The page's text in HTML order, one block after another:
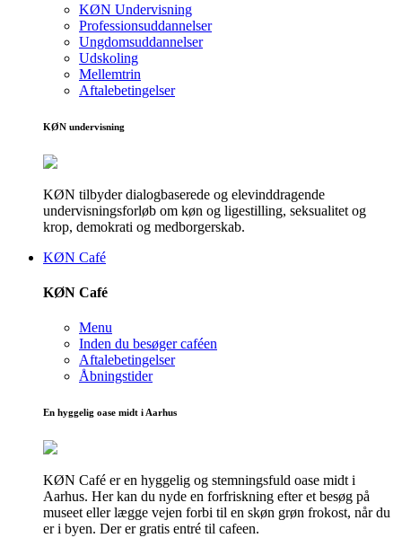
KØN Undervisning
Professionsuddannelser
Ungdomsuddannelser
Udskoling
Mellemtrin
Aftalebetingelser
KØN undervisning
KØN tilbyder dialogbaserede og elevinddragende
undervisningsforløb om køn og ligestilling, seksualitet og
krop, demokrati og medborgerskab.
KØN Café
KØN Café
Menu
Inden du besøger caféen
Aftalebetingelser
Åbningstider
En hyggelig oase midt i Aarhus
KØN Café er en hyggelig og stemningsfuld oase midt i
Aarhus. Her kan du nyde en forfriskning efter et besøg på
museet eller lægge vejen forbi til en skøn grøn frokost, når du
er i byen. Der er gratis entré til cafeen.